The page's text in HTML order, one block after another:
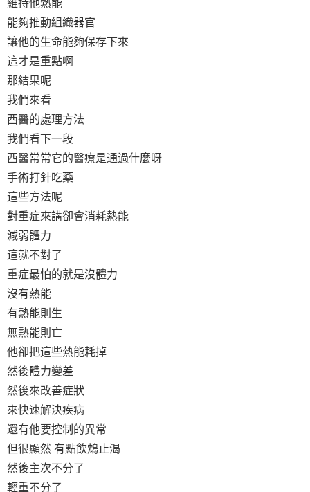
維持他熱能
能夠推動組織器官
讓他的生命能夠保存下來
這才是重點啊
那結果呢
我們來看
西醫的處理方法
我們看下一段
西醫常常它的醫療是通過什麼呀
手術打針吃藥
這些方法呢
對重症來講卻會消耗熱能
減弱體力
這就不對了
重症最怕的就是沒體力
沒有熱能
有熱能則生
無熱能則亡
他卻把這些熱能耗掉
然後體力變差
然後來改善症狀
來快速解決疾病
還有他要控制的異常
但很顯然 有點飲鴆止渴
然後主次不分了
輕重不分了